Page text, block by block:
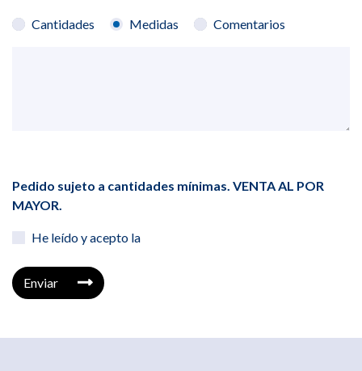
Cantidades Medidas Comentarios
Pedido sujeto a cantidades mínimas. VENTA AL POR
MAYOR.
He leído y acepto la
Enviar